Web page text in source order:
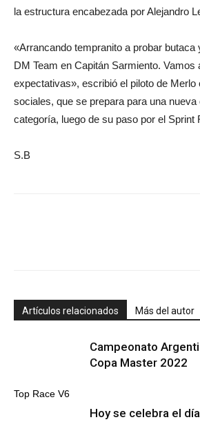
la estructura encabezada por Alejandro
«Arrancando tempranito a probar butaca
DM Team en Capitán Sarmiento. Vamos
expectativas», escribió el piloto de Merlo
sociales, que se prepara para una nueva
categoría, luego de su paso por el Sprint
S.B
Artículos relacionados Más del autor
Top Race V6
Campeonato
Copa Master 2022
Hoy se celebra el